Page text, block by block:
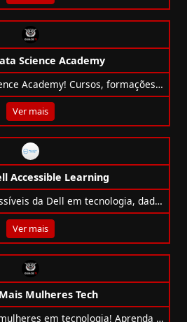
Science Academy
Estude com a Data Science Academy! Cursos, formações e pós em dados e IA, com opções gratuitas e certificações reconhecidas.
Ver mais
Accessible Learning
Cursos gratuitos e acessíveis da Dell em tecnologia, dados, idiomas e mais, com certificado da UECE.
Ver mais
Mulheres Tech
Cursos gratuitos para mulheres em tecnologia! Aprenda IA, Cloud, Cibersegurança, Redes e muito mais com a WoMakersCode.